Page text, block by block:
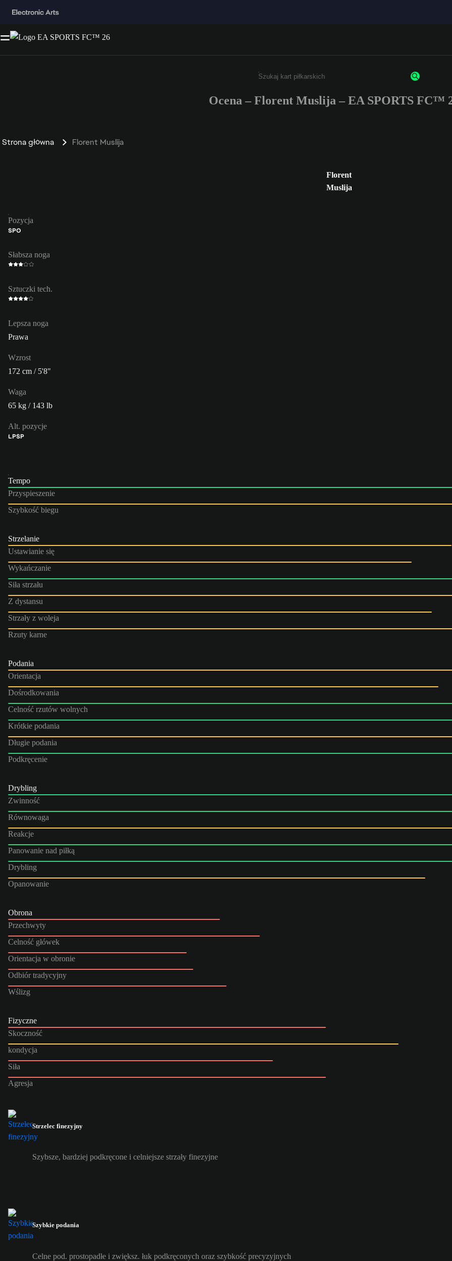
Wpisz co najmniej 3 znaki lub cyfry.
Ocena – Florent Muslija – EA SPORTS FC™
Strona główna Florent Muslija
Florent
Muslija
Pozycja
ŚPO
Słabsza noga
Sztuczki tech.
Lepsza noga
Prawa
Wzrost
172 cm / 5'8"
Waga
65 kg / 143 lb
Alt. pozycje
LPŚP
Tempo
Przyspieszenie
Szybkość biegu
Strzelanie
Ustawianie się
Wykańczanie
Siła strzału
Z dystansu
Strzały z woleja
Rzuty karne
Podania
Orientacja
Dośrodkowania
Celność rzutów wolnych
Krótkie podania
Długie podania
Podkręcenie
Drybling
Zwinność
Równowaga
Reakcje
Panowanie nad piłką
Drybling
Opanowanie
Obrona
Przechwyty
Celność główek
Orientacja w obronie
Odbiór tradycyjny
Wślizg
Fizyczne
Skoczność
kondycja
Siła
Agresja
Strzelec finezyjny
Szybsze, bardziej podkręcone i celniejsze strzały finezyjne
Szybkie podania
Celne pod. prostopadłe i zwiększ. łuk podkręconych oraz szybkość precyzyjnych